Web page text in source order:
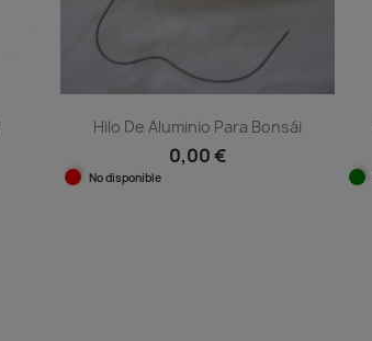
Hilo De Aluminio Para Bonsái
0,00 €
No disponible